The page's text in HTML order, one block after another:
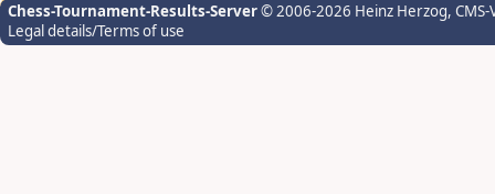
Chess-Tournament-Results-Server© 2006-2026 Heinz Herzog,
Legal details/Terms of use